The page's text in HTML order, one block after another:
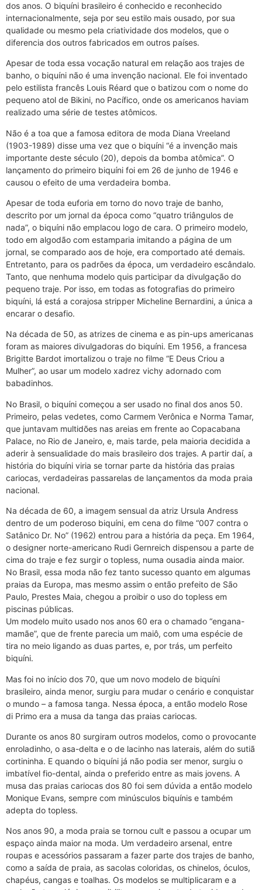
dos anos. O biquíni brasileiro é conhecido e reconhecido
internacionalmente, seja por seu estilo mais ousado, por sua
qualidade ou mesmo pela criatividade dos modelos, que o
diferencia dos outros fabricados em outros países.
Apesar de toda essa vocação natural em relação aos trajes de
banho, o biquíni não é uma invenção nacional. Ele foi inventado
pelo estilista francês Louis Réard que o batizou com o nome do
pequeno atol de Bikini, no Pacífico, onde os americanos haviam
realizado uma série de testes atômicos.
Não é a toa que a famosa editora de moda Diana Vreeland
(1903-1989) disse uma vez que o biquíni “é a invenção mais
importante deste século (20), depois da bomba atômica”. O
lançamento do primeiro biquíni foi em 26 de junho de 1946 e
causou o efeito de uma verdadeira bomba.
Apesar de toda euforia em torno do novo traje de banho,
descrito por um jornal da época como “quatro triângulos de
nada”, o biquíni não emplacou logo de cara. O primeiro modelo,
todo em algodão com estamparia imitando a página de um
jornal, se comparado aos de hoje, era comportado até demais.
Entretanto, para os padrões da época, um verdadeiro escândalo.
Tanto, que nenhuma modelo quis participar da divulgação do
pequeno traje. Por isso, em todas as fotografias do primeiro
biquíni, lá está a corajosa stripper Micheline Bernardini, a única a
encarar o desafio.
Na década de 50, as atrizes de cinema e as pin-ups americanas
foram as maiores divulgadoras do biquíni. Em 1956, a francesa
Brigitte Bardot imortalizou o traje no filme “E Deus Criou a
Mulher”, ao usar um modelo xadrez vichy adornado com
babadinhos.
No Brasil, o biquíni começou a ser usado no final dos anos 50.
Primeiro, pelas vedetes, como Carmem Verônica e Norma Tamar,
que juntavam multidões nas areias em frente ao Copacabana
Palace, no Rio de Janeiro, e, mais tarde, pela maioria decidida a
aderir à sensualidade do mais brasileiro dos trajes. A partir daí, a
história do biquíni viria se tornar parte da história das praias
cariocas, verdadeiras passarelas de lançamentos da moda praia
nacional.
Na década de 60, a imagem sensual da atriz Ursula Andress
dentro de um poderoso biquíni, em cena do filme “007 contra o
Satânico Dr. No” (1962) entrou para a história da peça. Em 1964,
o designer norte-americano Rudi Gernreich dispensou a parte de
cima do traje e fez surgir o topless, numa ousadia ainda maior.
No Brasil, essa moda não fez tanto sucesso quanto em algumas
praias da Europa, mas mesmo assim o então prefeito de São
Paulo, Prestes Maia, chegou a proibir o uso do topless em
piscinas públicas.
Um modelo muito usado nos anos 60 era o chamado “engana-
mamãe”, que de frente parecia um maiô, com uma espécie de
tira no meio ligando as duas partes, e, por trás, um perfeito
biquíni.
Mas foi no início dos 70, que um novo modelo de biquíni
brasileiro, ainda menor, surgiu para mudar o cenário e conquistar
o mundo – a famosa tanga. Nessa época, a então modelo Rose
di Primo era a musa da tanga das praias cariocas.
Durante os anos 80 surgiram outros modelos, como o provocante
enroladinho, o asa-delta e o de lacinho nas laterais, além do sutiã
cortininha. E quando o biquíni já não podia ser menor, surgiu o
imbatível fio-dental, ainda o preferido entre as mais jovens. A
musa das praias cariocas dos 80 foi sem dúvida a então modelo
Monique Evans, sempre com minúsculos biquínis e também
adepta do topless.
Nos anos 90, a moda praia se tornou cult e passou a ocupar um
espaço ainda maior na moda. Um verdadeiro arsenal, entre
roupas e acessórios passaram a fazer parte dos trajes de banho,
como a saída de praia, as sacolas coloridas, os chinelos, óculos,
chapéus, cangas e toalhas. Os modelos se multiplicaram e a